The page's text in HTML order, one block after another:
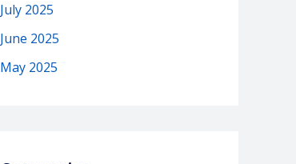
July 2025
June 2025
May 2025